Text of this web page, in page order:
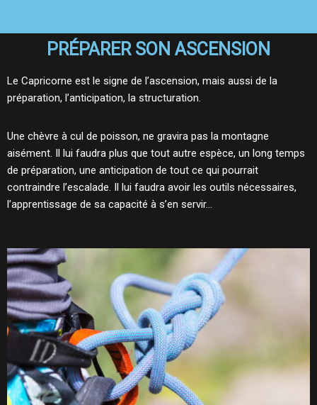
PRÉPARER SON ASCENSION
Le Capricorne est le signe de l’ascension, mais aussi de la
préparation, l’anticipation, la structuration.
Une chèvre à cul de poisson, ne gravira pas la montagne
aisément. Il lui faudra plus que tout autre espèce, un long temps
de préparation, une anticipation de tout ce qui pourrait
contraindre l’escalade. Il lui faudra avoir les outils nécessaires,
l’apprentissage de sa capacité à s’en servir…